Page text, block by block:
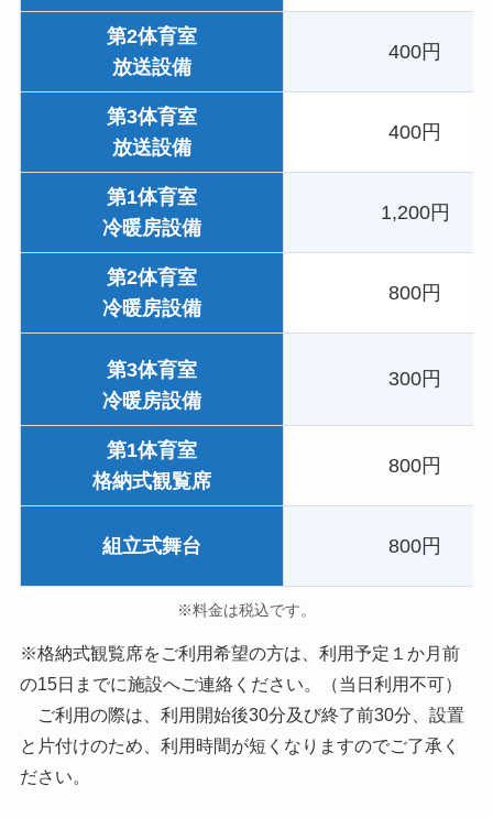
第2体育室
放送設備
400円
第3体育室
放送設備
400円
第1体育室
冷暖房設備
1,200円
第2体育室
冷暖房設備
800円
第3体育室
冷暖房設備
300円
第1体育室
格納式観覧席
800円
組立式舞台 800円
※料金は税込です。
※格納式観覧席をご利用希望の方は、利用予定１か月前
の15日までに施設へご連絡ください。（当日利用不可）
ご利用の際は、利用開始後30分及び終了前30分、設置
と片付けのため、利用時間が短くなりますのでご了承く
ださい。